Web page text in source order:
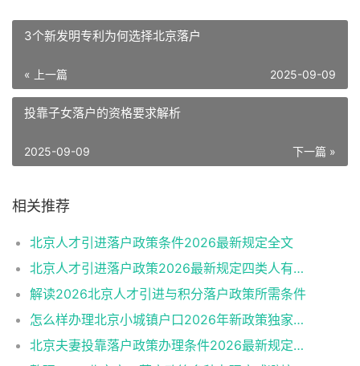
3个新发明专利为何选择北京落户
« 上一篇 2025-09-09
投靠子女落户的资格要求解析
下一篇 »
2025-09-09
相关推荐
北京人才引进落户政策条件2026最新规定全文
北京人才引进落户政策2026最新规定四类人有资格
解读2026北京人才引进与积分落户政策所需条件
怎么样办理北京小城镇户口2026年新政策独家解读
北京夫妻投靠落户政策办理条件2026最新规定消息